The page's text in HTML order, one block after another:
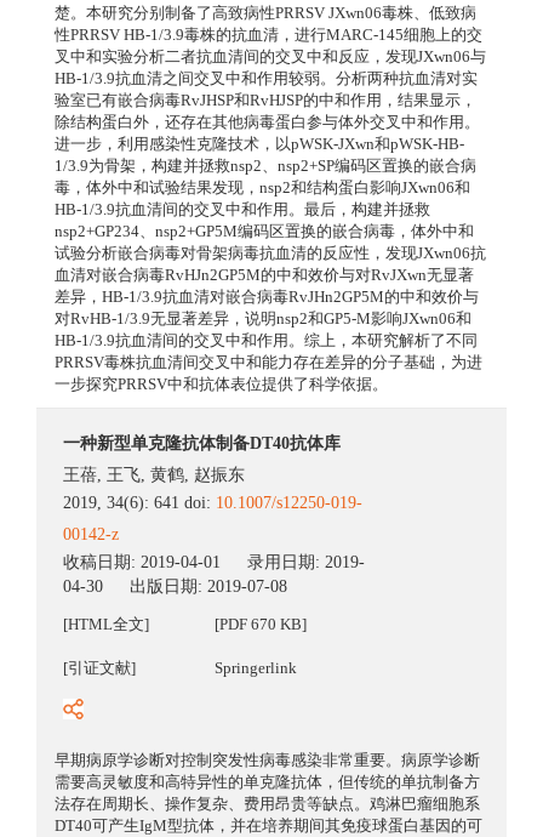
楚。本研究分别制备了高致病性PRRSV JXwn06毒株、低致病
性PRRSV HB-1/3.9毒株的抗血清，进行MARC-145细胞上的交
叉中和实验分析二者抗血清间的交叉中和反应，发现JXwn06与
HB-1/3.9抗血清之间交叉中和作用较弱。分析两种抗血清对实
验室已有嵌合病毒RvJHSP和RvHJSP的中和作用，结果显示，
除结构蛋白外，还存在其他病毒蛋白参与体外交叉中和作用。
进一步，利用感染性克隆技术，以pWSK-JXwn和pWSK-HB-
1/3.9为骨架，构建并拯救nsp2、nsp2+SP编码区置换的嵌合病
毒，体外中和试验结果发现，nsp2和结构蛋白影响JXwn06和
HB-1/3.9抗血清间的交叉中和作用。最后，构建并拯救
nsp2+GP234、nsp2+GP5M编码区置换的嵌合病毒，体外中和
试验分析嵌合病毒对骨架病毒抗血清的反应性，发现JXwn06抗
血清对嵌合病毒RvHJn2GP5M的中和效价与对RvJXwn无显著
差异，HB-1/3.9抗血清对嵌合病毒RvJHn2GP5M的中和效价与
对RvHB-1/3.9无显著差异，说明nsp2和GP5-M影响JXwn06和
HB-1/3.9抗血清间的交叉中和作用。综上，本研究解析了不同
PRRSV毒株抗血清间交叉中和能力存在差异的分子基础，为进
一步探究PRRSV中和抗体表位提供了科学依据。
一种新型单克隆抗体制备DT40抗体库
王蓓, 王飞,黄鹤, 赵振东
2019, 34(6): 641 doi: 10.1007/s12250-019-
00142-z
收稿日期:2019-04-01 录用日期:2019-
04-30
出版日期:2019-07-08
[HTML全文] [PDF 670 KB]
[引证文献] Springerlink
早期病原学诊断对控制突发性病毒感染非常重要。病原学诊断
需要高灵敏度和高特异性的单克隆抗体，但传统的单抗制备方
法存在周期长、操作复杂、费用昂贵等缺点。鸡淋巴瘤细胞系
DT40可产生IgM型抗体，并在培养期间其免疫球蛋白基因的可